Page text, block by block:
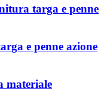
targa e penne
e penne azione
materiale